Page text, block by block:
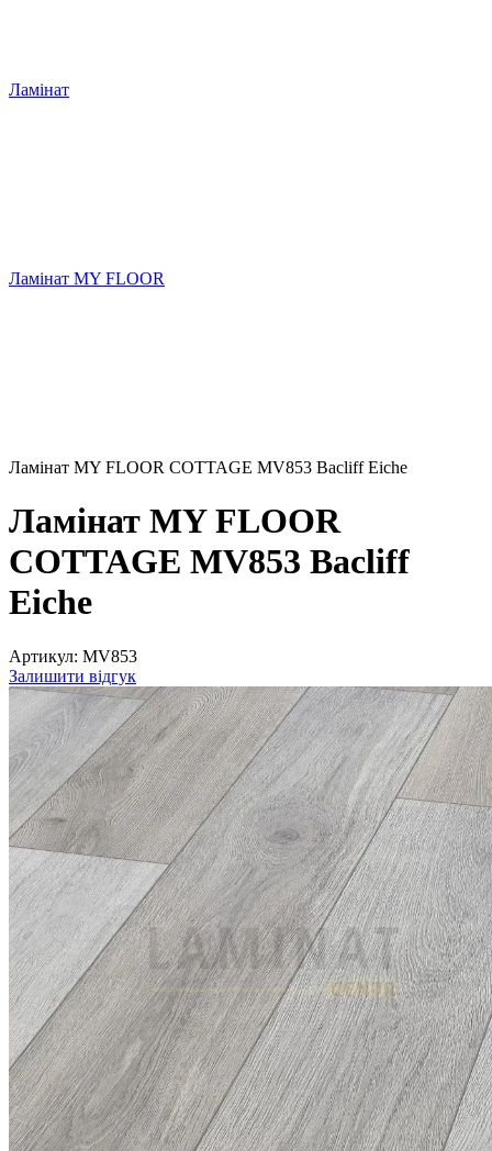
Ламінат
Ламінат MY FLOOR
Ламінат MY FLOOR COTTAGE MV853 Bacliff Eiche
Ламінат MY FLOOR
COTTAGE MV853 Bacliff
Eiche
Артикул: MV853
Залишити відгук